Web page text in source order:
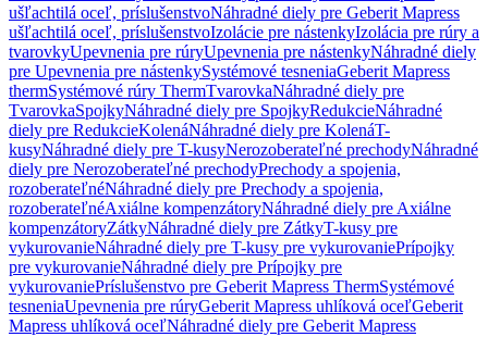
ušľachtilá oceľ, príslušenstvoNáhradné diely pre Geberit Mapress
ušľachtilá oceľ, príslušenstvoIzolácie pre nástenkyIzolácia pre rúry a
tvarovkyUpevnenia pre rúryUpevnenia pre nástenkyNáhradné diely
pre Upevnenia pre nástenkySystémové tesneniaGeberit Mapress
thermSystémové rúry ThermTvarovkaNáhradné diely pre
TvarovkaSpojkyNáhradné diely pre SpojkyRedukcieNáhradné
diely pre RedukcieKolenáNáhradné diely pre KolenáT-
kusyNáhradné diely pre T-kusyNerozoberateľné prechodyNáhradné
diely pre Nerozoberateľné prechodyPrechody a spojenia,
rozoberateľnéNáhradné diely pre Prechody a spojenia,
rozoberateľnéAxiálne kompenzátoryNáhradné diely pre Axiálne
kompenzátoryZátkyNáhradné diely pre ZátkyT-kusy pre
vykurovanieNáhradné diely pre T-kusy pre vykurovaniePrípojky
pre vykurovanieNáhradné diely pre Prípojky pre
vykurovaniePríslušenstvo pre Geberit Mapress ThermSystémové
tesneniaUpevnenia pre rúryGeberit Mapress uhlíková oceľGeberit
Mapress uhlíková oceľNáhradné diely pre Geberit Mapress